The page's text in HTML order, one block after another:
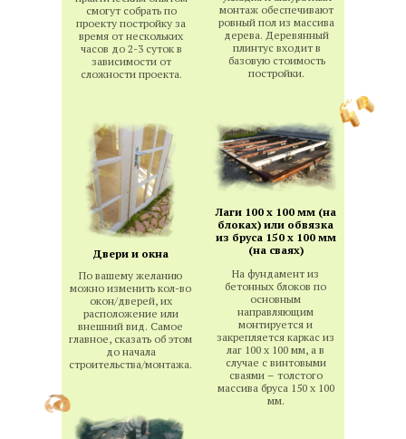
смогут собрать по
проекту постройку за
время от нескольких
часов до 2-3 суток в
зависимости от
сложности проекта.
монтаж обеспечивают
ровный пол из массива
дерева. Деревянный
плинтус входит в
базовую стоимость
постройки.
Лаги 100 х 100 мм (на
блоках) или обвязка
из бруса 150 х 100 мм
(на сваях)
На фундамент из
бетонных блоков по
основным
направляющим
монтируется и
закрепляется каркас из
лаг 100 х 100 мм, а в
случае с винтовыми
сваями – толстого
массива бруса 150 х 100
мм.
Двери и окна
По вашему желанию
можно изменить кол-во
окон/дверей, их
расположение или
внешний вид. Самое
главное, сказать об этом
до начала
строительства/монтажа.